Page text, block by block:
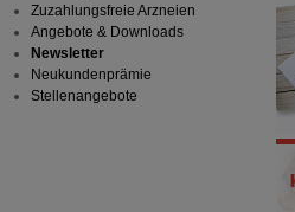
Zuzahlungsfreie Arzneien
Angebote & Downloads
Newsletter
Neukundenprämie
Stellenangebote